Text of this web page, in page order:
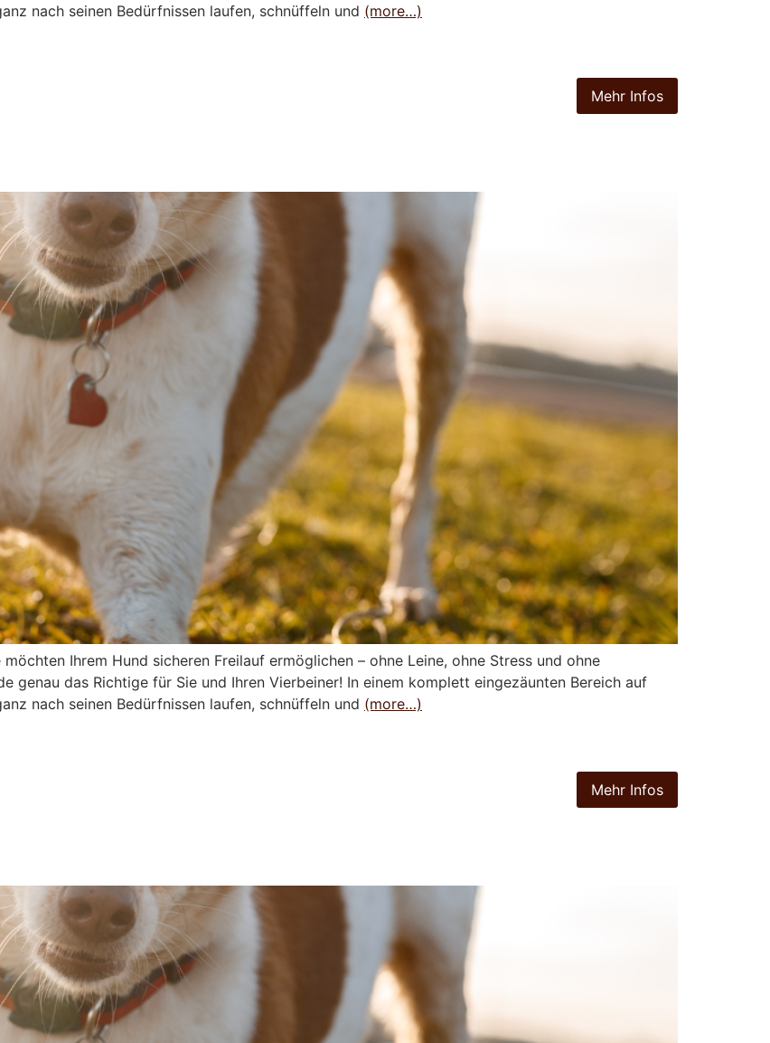
nach seinen Bedürfnissen laufen, schnüffeln und (more…)
Ihrem Hund sicheren Freilauf ermöglichen – ohne Leine, ohne Stress und ohne
genau das Richtige für Sie und Ihren Vierbeiner! In einem komplett eingezäunten Bereich auf
nach seinen Bedürfnissen laufen, schnüffeln und (more…)